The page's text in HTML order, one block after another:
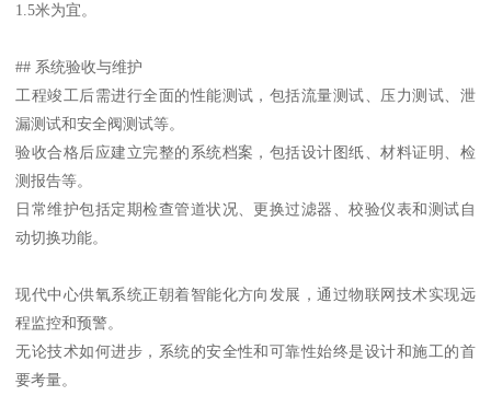
1.5米为宜。
## 系统验收与维护
工程竣工后需进行全面的性能测试，包括流量测试、压力测试、泄
漏测试和安全阀测试等。
验收合格后应建立完整的系统档案，包括设计图纸、材料证明、检
测报告等。
日常维护包括定期检查管道状况、更换过滤器、校验仪表和测试自
动切换功能。
现代中心供氧系统正朝着智能化方向发展，通过物联网技术实现远
程监控和预警。
无论技术如何进步，系统的安全性和可靠性始终是设计和施工的首
要考量。